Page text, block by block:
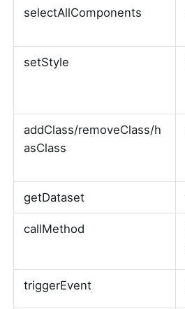
selectAllComponents
setStyle
addClass/removeClass/h
asClass
getDataset
callMethod
triggerEvent